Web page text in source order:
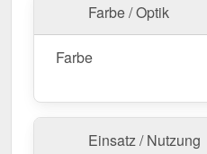
Farbe / Optik
Farbe
Einsatz / Nutzung